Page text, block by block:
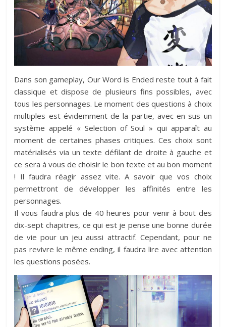
Dans son gameplay, Our Word is Ended reste tout à fait
classique et dispose de plusieurs fins possibles, avec
tous les personnages. Le moment des questions à choix
multiples est évidemment de la partie, avec en sus un
système appelé « Selection of Soul » qui apparaît au
moment de certaines phases critiques. Ces choix sont
matérialisés via un texte défilant de droite à gauche et
ce sera à vous de choisir le bon texte et au bon moment
! Il faudra réagir assez vite. A savoir que vos choix
permettront de développer les affinités entre les
personnages.
Il vous faudra plus de 40 heures pour venir à bout des
dix-sept chapitres, ce qui est je pense une bonne durée
de vie pour un jeu aussi attractif. Cependant, pour ne
pas revivre le même ending, il faudra lire avec attention
les questions posées.